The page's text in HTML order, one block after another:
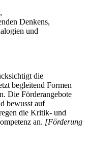
Denkens,
und
die
begleitend Formen
Die Förderangebote
bewusst auf
die Kritik- und
an. [Förderung